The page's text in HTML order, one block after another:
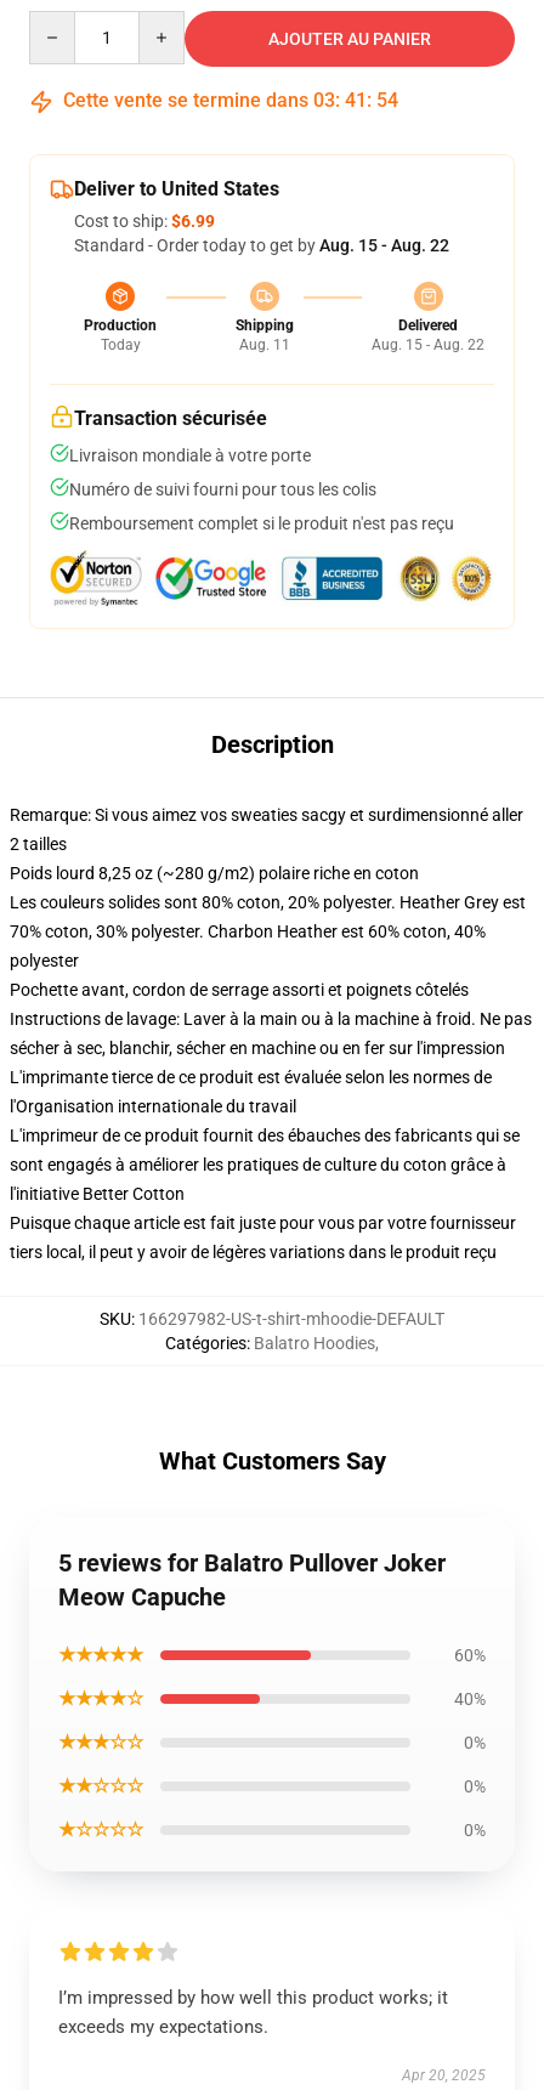
AJOUTER AU PANIER
Cette vente se termine dans 03: 41 : 53
Deliver to United States
Cost to ship:$6.99
Standard - Order today to get byAug. 15 - Aug. 22
Production
Today
Shipping
Aug. 11
Delivered
Aug. 15 - Aug. 22
Transaction sécurisée
Livraison mondiale à votre porte
Numéro de suivi fourni pour tous les colis
Remboursement complet si le produit n'est pas reçu
Description
Remarque: Si vous aimez vos sweaties sacgy et surdimensionné aller
2 tailles
Poids lourd 8,25 oz (~280 g/m2) polaire riche en coton
Les couleurs solides sont 80% coton, 20% polyester. Heather Grey est
70% coton, 30% polyester. Charbon Heather est 60% coton, 40%
polyester
Pochette avant, cordon de serrage assorti et poignets côtelés
Instructions de lavage: Laver à la main ou à la machine à froid. Ne pas
sécher à sec, blanchir, sécher en machine ou en fer sur l'impression
L'imprimante tierce de ce produit est évaluée selon les normes de
l'Organisation internationale du travail
L'imprimeur de ce produit fournit des ébauches des fabricants qui se
sont engagés à améliorer les pratiques de culture du coton grâce à
l'initiative Better Cotton
Puisque chaque article est fait juste pour vous par votre fournisseur
tiers local, il peut y avoir de légères variations dans le produit reçu
SKU: 166297982-US-t-shirt-mhoodie-DEFAULT
Catégories: Balatro Hoodies,
What Customers Say
5 reviews for Balatro Pullover Joker
Meow Capuche
★★★★★ 60%
★★★★☆ 40%
★★★☆☆ 0%
★★☆☆☆ 0%
★☆☆☆☆ 0%
I’m impressed by how well this product works; it
exceeds my expectations.
Apr 20, 2025